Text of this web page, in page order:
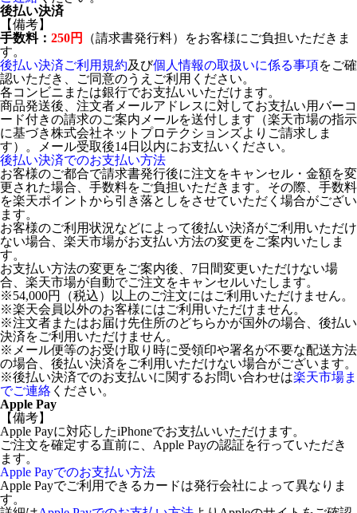
後払い決済
【備考】
手数料： 250円
（請求書発行料）をお客様にご負担いただきま
す。
後払い決済ご利用規約及び個人情報の取扱いに係る事項をご確
認いただき、ご同意のうえご利用ください。
各コンビニまたは銀行でお支払いいただけます。
商品発送後、注文者メールアドレスに対してお支払い用バーコ
ード付きの請求のご案内メールを送付します（楽天市場の指示
に基づき株式会社ネットプロテクションズよりご請求しま
す）。メール受取後14日以内にお支払いください。
後払い決済でのお支払い方法
お客様のご都合で請求書発行後に注文をキャンセル・金額を変
更された場合、手数料をご負担いただきます。その際、手数料
を楽天ポイントから引き落としをさせていただく場合がござい
ます。
お客様のご利用状況などによって後払い決済がご利用いただけ
ない場合、楽天市場がお支払い方法の変更をご案内いたしま
す。
お支払い方法の変更をご案内後、7日間変更いただけない場
合、楽天市場が自動でご注文をキャンセルいたします。
※54,000円（税込）以上のご注文にはご利用いただけません。
※楽天会員以外のお客様にはご利用いただけません。
※注文者またはお届け先住所のどちらかが国外の場合、後払い
決済をご利用いただけません。
※メール便等のお受け取り時に受領印や署名が不要な配送方法
の場合、後払い決済をご利用いただけない場合がございます。
※後払い決済でのお支払いに関するお問い合わせは楽天市場ま
でご連絡 ください。
Apple Pay
【備考】
Apple Payに対応したiPhoneでお支払いいただけます。
ご注文を確定する直前に、Apple Payの認証を行っていただき
ます。
Apple Payでのお支払い方法
Apple Payでご利用できるカードは発行会社によって異なりま
す。